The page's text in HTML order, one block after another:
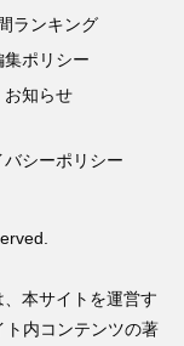
ランキング
集ポリシー
お知らせ
バシーポリシー
、本サイトを運営す
内コンテンツの著